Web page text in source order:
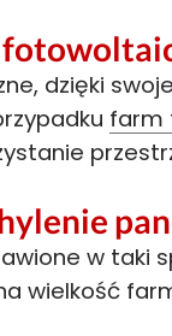
dzięki
farm
w taki
wielkość